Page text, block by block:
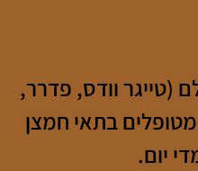
(טייגר וודס, פדרר,
מטופלים בתאי חמצן
יום.